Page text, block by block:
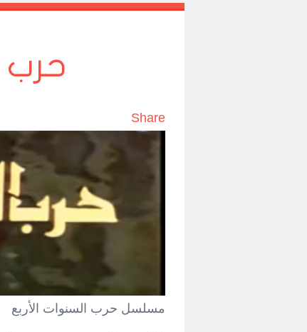
حرب
Share
مسلسل حرب السنوات الأربع